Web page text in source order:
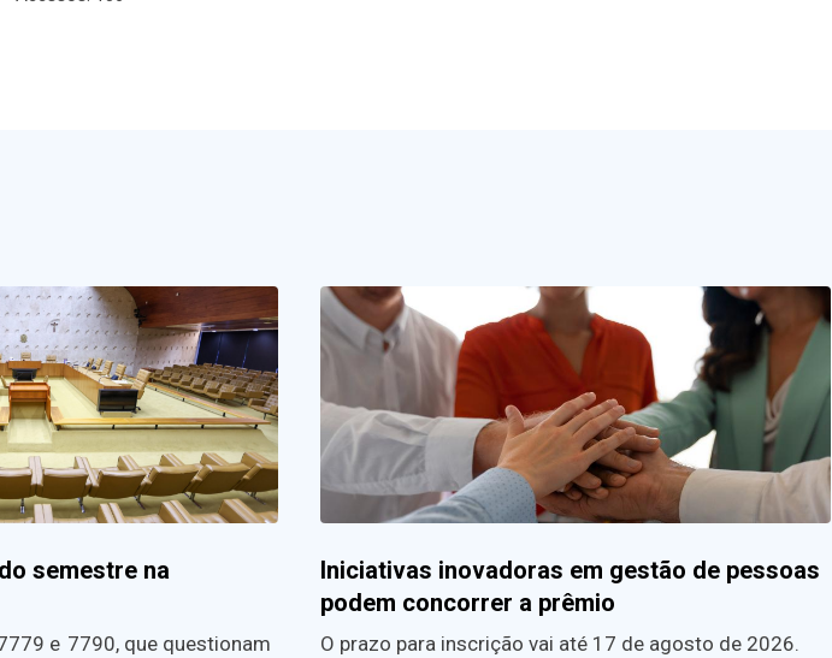
semestre na
e 7790, que questionam
Iniciativas inovadoras em gestão de pessoas
podem concorrer a prêmio
O prazo para inscrição vai até 17 de agosto de 2026.